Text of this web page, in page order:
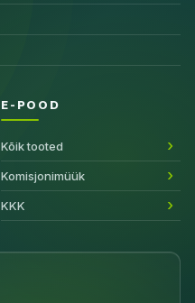
E-POOD
Kõik tooted
Komisjonimüük
KKK